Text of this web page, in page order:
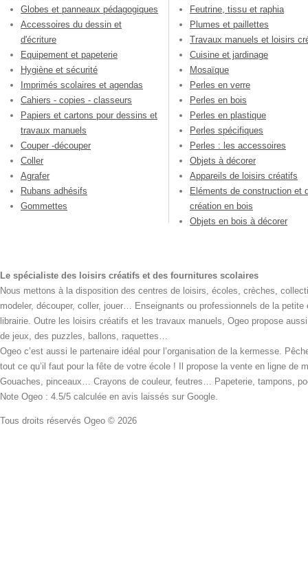
Globes et panneaux pédagogiques
Accessoires du dessin et
d'écriture
Equipement et papeterie
Hygiène et sécurité
Imprimés scolaires et agendas
Cahiers - copies - classeurs
Papiers et cartons pour dessins et
travaux manuels
Couper -découper
Coller
Agrafer
Rubans adhésifs
Gommettes
Feutrine, tissu et raphia
Plumes et paillettes
Travaux manuels et loisirs
Cuisine et jardinage
Mosaïque
Perles en verre
Perles en bois
Perles en plastique
Perles spécifiques
Perles : les accessoires
Objets à décorer
Appareils de loisirs créatifs
Eléments de construction et
création en bois
Objets en bois à décorer
Le spécialiste des loisirs créatifs et des fournitures scolaires
Nous mettons à la disposition des centres de loisirs, écoles, crèches,
modeler, découper, coller, jouer… Enseignants ou professionnels de la
librairie. Outre les loisirs créatifs et les travaux manuels, Ogeo propose
de jeux, des puzzles, ballons, raquettes…
Ogeo c’est aussi le partenaire idéal pour l’organisation de la kermesse.
tout ce qu’il faut pour la fête de votre école ! Il propose la vente en ligne
Gouaches, pinceaux… Crayons de couleur, feutres… Papeterie, tampons,
Note Ogeo : 4.5/5 calculée en avis laissés sur Google.
Tous droits réservés Ogeo © 2026